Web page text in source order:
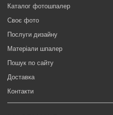
Каталог фотошпалер
Своє фото
Послуги дизайну
Матеріали шпалер
Пошук по сайту
Доставка
Контакти